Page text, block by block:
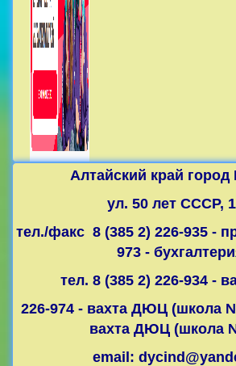
Алтайский край город
ул. 50 лет СССР,
тел./факс 8 (385 2) 226-935
973 -
тел. 8 (385 2) 226-934 -
226-974 - вахта ДЮЦ (школа
вахта ДЮЦ (школа
email: